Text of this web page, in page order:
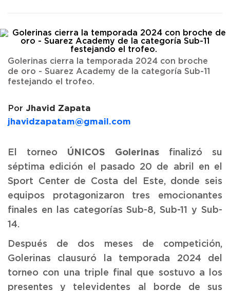
Golerinas cierra la temporada 2024 con broche
de oro - Suarez Academy de la categoría Sub-11
festejando el trofeo.
Por Jhavid Zapata
jhavidzapatam@gmail.com
El torneo ÚNICOS Golerinas finalizó su
séptima edición el pasado 20 de abril en el
Sport Center de Costa del Este, donde seis
equipos protagonizaron tres emocionantes
finales en las categorías Sub-8, Sub-11 y Sub-
14.
Después de dos meses de competición,
Golerinas clausuró la temporada 2024 del
torneo con una triple final que sostuvo a los
presentes y televidentes al borde de sus